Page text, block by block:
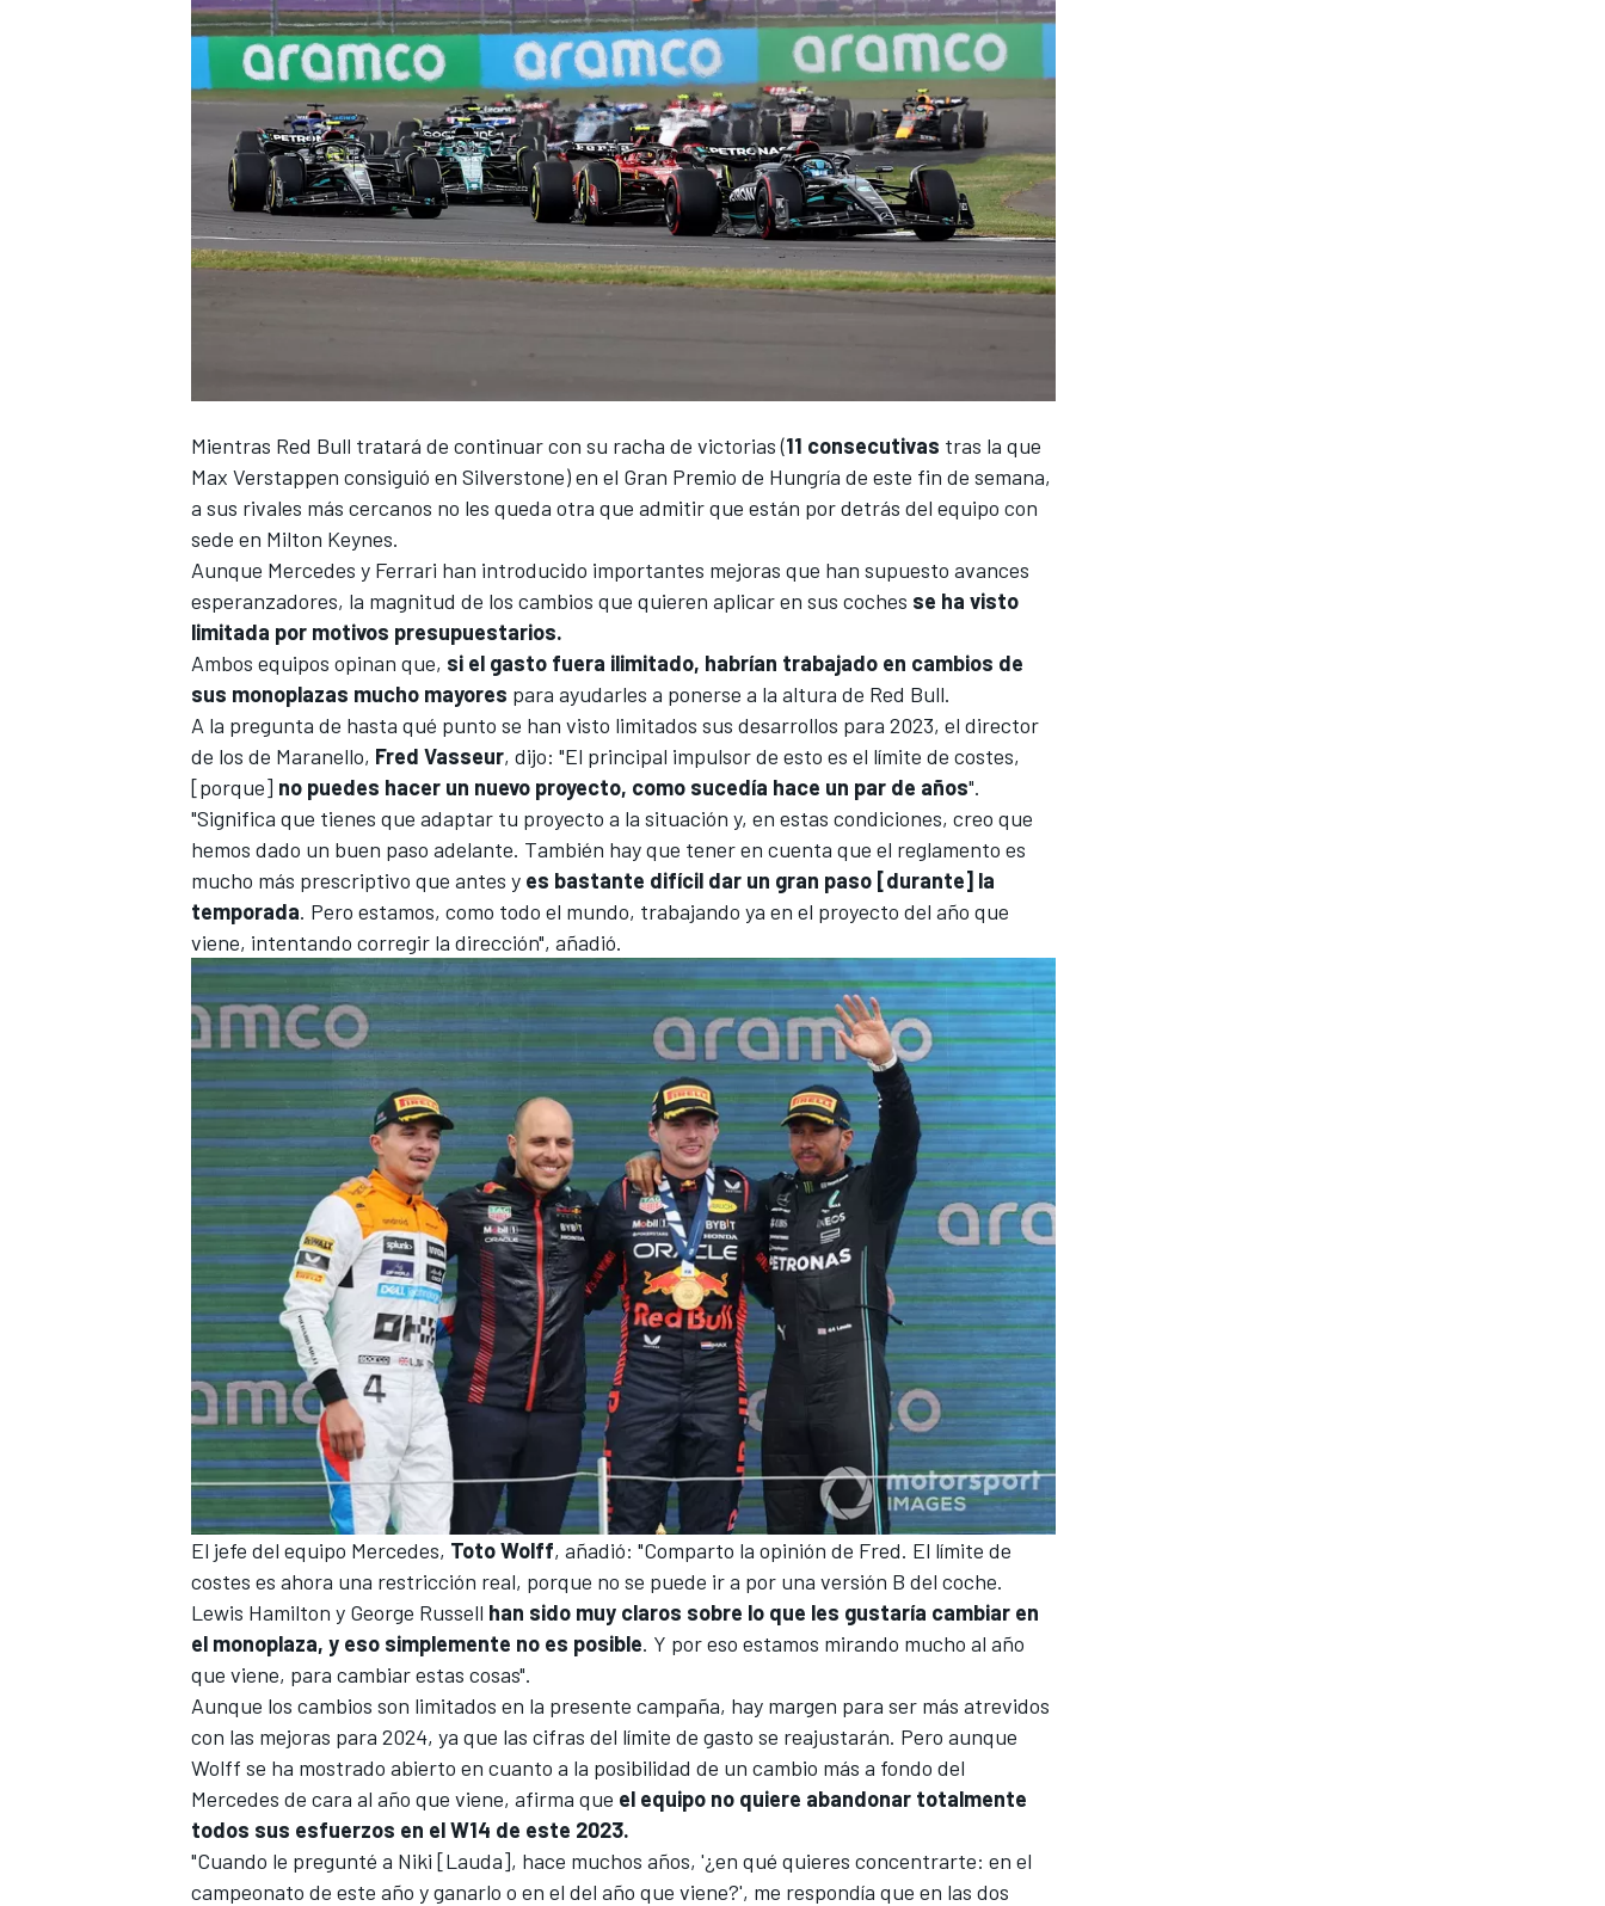
WEC FÓRMULA E
MÁS CATEGORÍAS
Mientras Red Bull tratará de continuar con su racha de victorias(11 consecutivas tras la que
Max Verstappen consiguió en Silverstone) en el Gran Premio de Hungría de este fin de semana,
a sus rivales más cercanos no les queda otra que admitir que están por detrás del equipo con
sede en Milton Keynes.
Aunque Mercedes y Ferrari han introducido importantes mejoras que han supuesto avances
esperanzadores, la magnitud de los cambios que quieren aplicar en sus coches se ha visto
limitada por motivos presupuestarios.
Ambos equipos opinan que, si el gasto fuera ilimitado, habrían trabajado en cambios de
sus monoplazas mucho mayores para ayudarles a ponerse a la altura de Red Bull.
A la pregunta de hasta qué punto se han visto limitados sus desarrollos para 2023, el director
de los de Maranello, Fred Vasseur, dijo: "El principal impulsor de esto es el límite de costes,
[porque] no puedes hacer un nuevo proyecto, como sucedía hace un par de años".
"Significa que tienes que adaptar tu proyecto a la situación y, en estas condiciones, creo que
hemos dado un buen paso adelante. También hay que tener en cuenta que el reglamento es
mucho más prescriptivo que antes y es bastante difícil dar un gran paso [durante] la
temporada. Pero estamos, como todo el mundo, trabajando ya en el proyecto del año que
viene, intentando corregir la dirección", añadió.
El jefe del equipo Mercedes, Toto Wolff, añadió: "Comparto la opinión de Fred. El límite de
costes es ahora una restricción real, porque no se puede ir a por una versión B del coche.
Lewis Hamilton y George Russell han sido muy claros sobre lo que les gustaría cambiar en
el monoplaza, y eso simplemente no es posible. Y por eso estamos mirando mucho al año
que viene, para cambiar estas cosas".
Aunque los cambios son limitados en la presente campaña, hay margen para ser más atrevidos
con las mejoras para 2024, ya que las cifras del límite de gasto se reajustarán. Pero aunque
Wolff se ha mostrado abierto en cuanto a la posibilidad de un cambio más a fondo del
Mercedes de cara al año que viene, afirma que el equipo no quiere abandonar totalmente
todos sus esfuerzos en el W14 de este 2023.
"Cuando le pregunté a Niki [Lauda], hace muchos años, '¿en qué quieres concentrarte: en el
campeonato de este año y ganarlo o en el del año que viene?', me respondía que en las dos